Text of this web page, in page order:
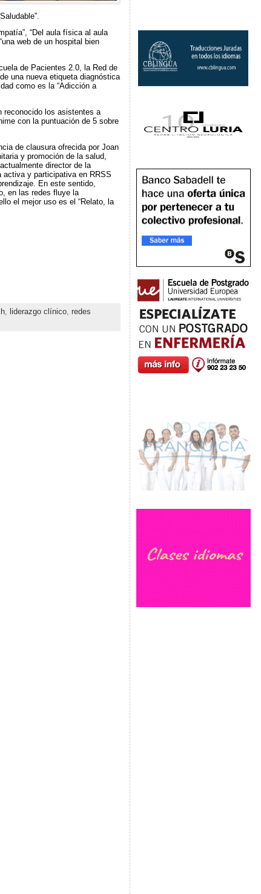
“Del aula física al aula
web de un hospital bien
de Pacientes 2.0, la Red de
una nueva etiqueta diagnóstica
como es la “Adicción a
reconocido los asistentes a
con la puntuación de 5 sobre
de clausura ofrecida por Joan
y promoción de la salud,
director de la
activa y participativa en RRSS
En este sentido,
en las redes fluye la
el mejor uso es el “Relato, la
, liderazgo clínico, redes